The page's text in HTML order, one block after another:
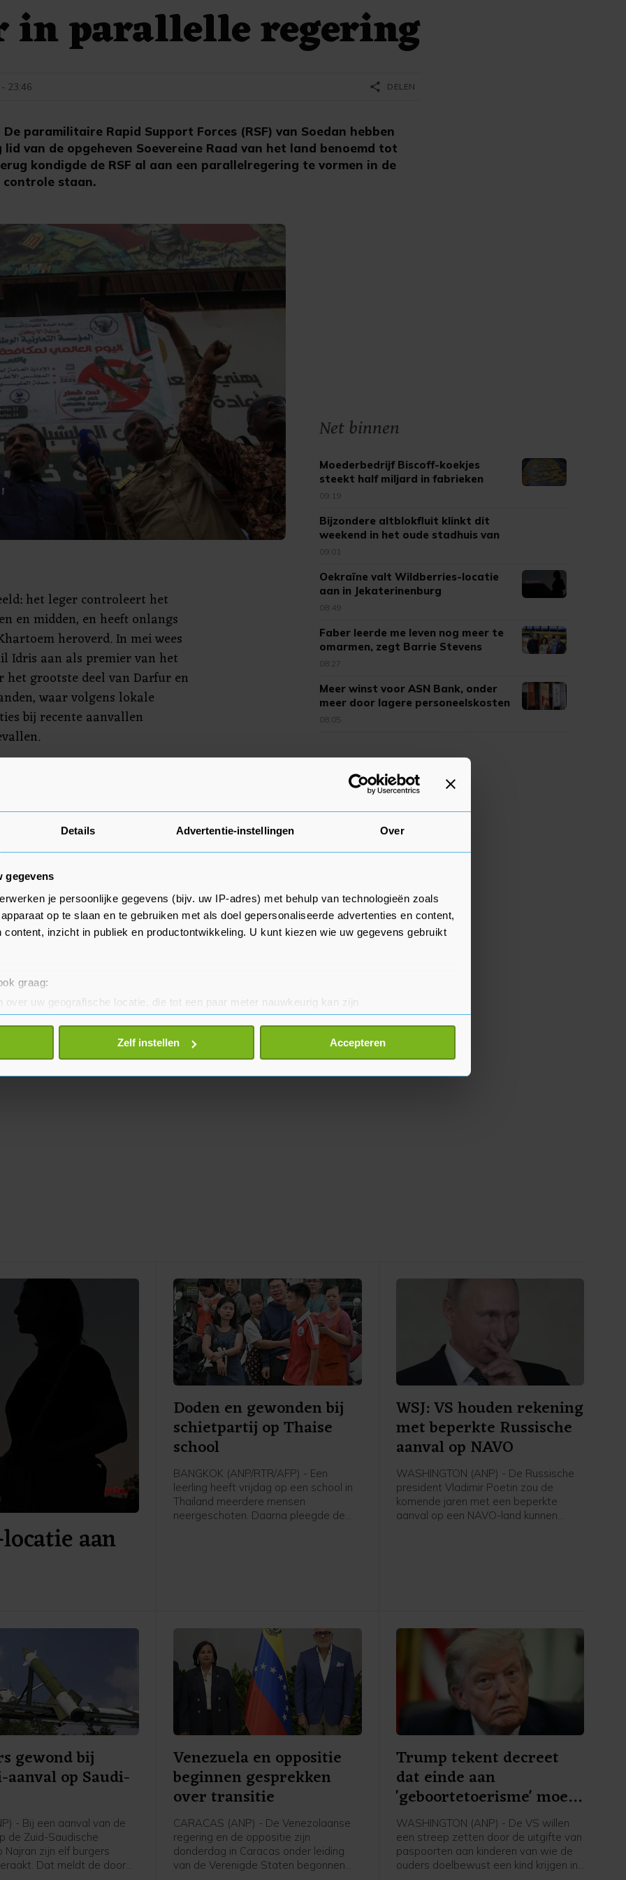
Details Advertentie-instellingen Over
gegevens
je persoonlijke gegevens (bijv. uw IP-adres) met behulp van technologieën zoals
op te slaan en te gebruiken met als doel gepersonaliseerde advertenties en content,
content, inzicht in publiek en productontwikkeling. U kunt kiezen wie uw gegevens gebruikt
graag:
over uw geografische locatie, die tot een paar meter nauwkeurig kan zijn
door het actief te scannen op specifieke eigenschappen (fingerprinting)
gegevens worden verwerkt en stel uw voorkeuren in het
detailgedeelte
of intrekken in de Cookieverklaring.
Zelf instellen Accepteren
in parallelle regering
De paramilitaire Rapid Support Forces (RSF) van Soedan hebben
van de opgeheven Soevereine Raad van het land benoemd tot
kondigde de RSF al aan een parallelregering te vormen in de
controle staan.
23:46 share DELEN
het leger controleert het
en midden, en heeft onlangs
heroverd. In mei wees
Idris aan als premier van het
het grootste deel van Darfur en
waar volgens lokale
bij recente aanvallen
leiding van Abdel Fattah
jaar nadat alleenheerser Omar
volksopstand. Sinds twee
oorlog tegen de RSF. De
levens geëist en miljoenen
aan
Doden en gewonden bij
schietpartij op Thaise
school
BANGKOK (ANP/RTR/AFP) - Een
leerling heeft vrijdag op een school in
Thailand meerdere mensen
neergeschoten. Daarna pleegde de
WSJ: VS houden rekening
met beperkte Russische
aanval op NAVO
WASHINGTON (ANP) - De Russische
president Vladimir Poetin zou de
komende jaren met een beperkte
aanval op een NAVO-land kunnen
gewond bij
op Saudi-
- Bij een aanval van de
de Zuid-Saudische
Najran zijn elf burgers
Dat meldt de door
Venezuela en oppositie
beginnen gesprekken
over transitie
CARACAS (ANP) - De Venezolaanse
regering en de oppositie zijn
donderdag in Caracas onder leiding
van de Verenigde Staten begonnen
Trump tekent decreet
dat einde aan
'geboortetoerisme' moet
maken
WASHINGTON (ANP) - De VS willen
een streep zetten door de uitgifte van
paspoorten aan kinderen van wie de
ouders doelbewust een kind krijgen in
Net binnen
Moederbedrijf Biscoff-koekjes
steekt half miljard in fabrieken
09:19
Bijzondere altblokfluit klinkt dit
weekend in het oude stadhuis van
Tholen
09:01
Oekraïne valt Wildberries-locatie
aan in Jekaterinenburg
08:49
Faber leerde me leven nog meer te
omarmen, zegt Barrie Stevens
08:27
Meer winst voor ASN Bank, onder
meer door lagere personeelskosten
08:05